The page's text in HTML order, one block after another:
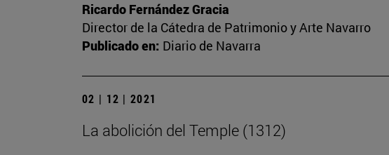
Ricardo Fernández Gracia
Director de la Cátedra de Patrimonio y Arte Navarro
Publicado en: Diario de Navarra
02 | 12 | 2021
La abolición del Temple (1312)